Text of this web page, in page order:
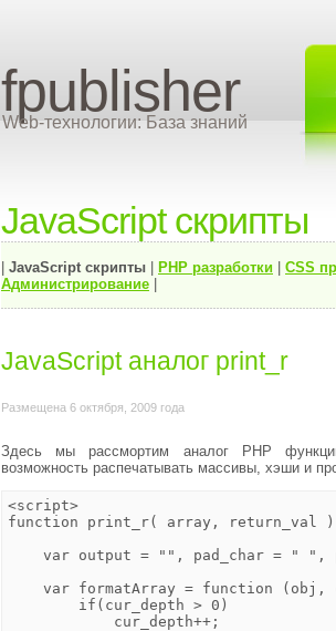
fpublisher
Web-технологии: База знаний
JavaScript скрипты
JavaScript скрипты PHP разработки CSS
Администрирование
JavaScript аналог print_r
Размещена 6 октября, 2009 года
Здесь мы рассмортим аналог PHP
возможность распечатывать массивы, хэши и
<script>
function print_r( array, return_val )
var output = "", pad_char = " ",
var formatArray = function (obj,
        if(cur_depth > 0)
            cur_depth++;